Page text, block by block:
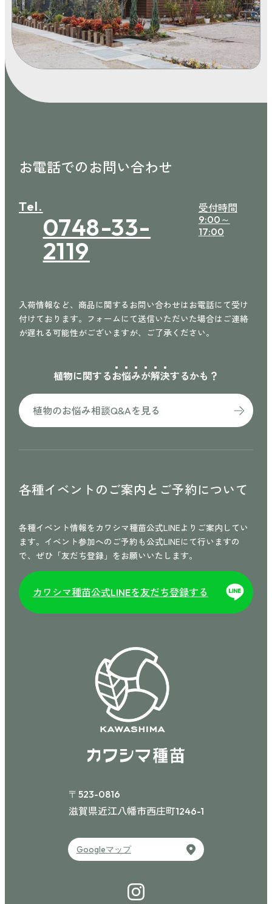
〒523-0816
滋賀県近江八幡市西庄町1246-1
Googleマップ
お電話でのお問い合わせ
Tel.
0748-33-
2119
受付時間
9:00～
17:00
入荷情報など、商品に関するお問い合わせはお電話にて受け
付けております。フォームにて送信いただいた場合はご連絡
が遅れる可能性がございますが、ご了承ください。
植物に関するお悩みが解決するかも？
植物のお悩み相談Q&Aを見る
各種イベントのご案内と ご予約について
各種イベント情報をカワシマ種苗公式LINEよりご案内してい
ます。イベント参加へのご予約も公式LINEにて行いますの
で、ぜひ「友だち登録」をお願いいたします。
カワシマ種苗公式LINEを友だち登録する